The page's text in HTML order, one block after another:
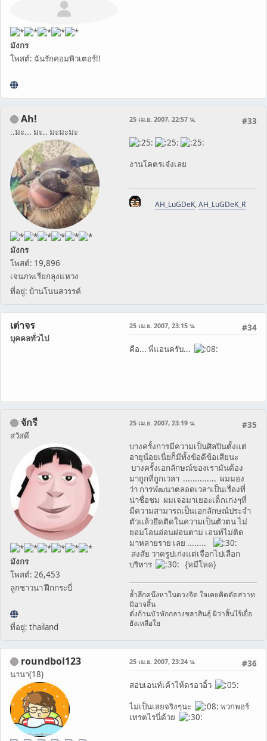
มังกร
โพสต์: ฉันรักคอมพิวเตอร์!!
Ah!
..มะ... มะ.. มะมะมะ
มังกร
โพสต์: 19,896
เจนภพเรียกลุงแหวง
ที่อยู่: บ้านโนนสวรรค์
#33
25 เม.ย. 2007, 22:57 น.
งานโคตรเจ๋งเลย
AH_LuGDeK,AH_LuGDeK_R
เต่าจร
บุคคลทั่วไป
#34
25 เม.ย. 2007, 23:15 น.
คือ... พี่แอนครับ...
จักรี
สวัสดี
มังกร
โพสต์: 26,453
ลูกชาวนา ฝึกกระบี่
ที่อยู่: thailand
#35
25 เม.ย. 2007, 23:19 น.
บางครั้งการมีความเป็นศิลปินตั้งแต่
อายุน้อยเนี่ยก็มีทั้งข้อดีข้อเสียนะ
บางครั้งเอกลักษณ์ของเรามันต้อง
มาถูกที่ถูกเวลา .............. ผมมอง
ว่า การพํฒนาตลอดเวลาเป็นเรื่องที่
น่าชื่อชม ผมเจอมาเยอะเด็กเก่งๆที่
มีความสามารถเป็นเอกลักษณ์ประจำ
ตัวแล้วยึดติดในความเป็นตัวตน ไม่
ยอมโอนอ่อนผ่อนตาม เอนท์ไม่ติด
มาหลายราย เลย ........
สงสัย วาดรูปเก่งแต่เจือกไปเลือก
บริหาร
{หมีโหด}
ล้ำลึกคนึงหาในดวงจิต ใจเคยคิดตัดสวาท
มิอาจสิ้น
ดั่งก้านบัวหักกลางชลาสินธุ์ ผิว่าสิ้นไร้เยื่อ
ยังเหลือใย
roundbol123
นานา(18)
#36
25 เม.ย. 2007, 23:24 น.
สอบเอนท์เค้าให้ดรอวอิ้ว
ไม่เป็นเลยจริงๆนะ
พวกพอร์
เทรตไรนี่ด้วย